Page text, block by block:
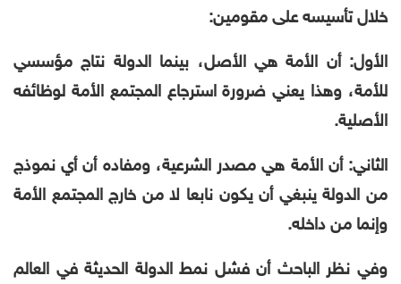
خلال تأسيسه على مقومين:
الأول: أن الأمة هي الأصل، بينما الدولة نتاج مؤسسي
للأمة، وهذا يعني ضرورة استرجاع المجتمع الأمة لوظائفه
الأصلية.
الثاني: أن الأمة هي مصدر الشرعية، ومفاده أن أي نموذج
من الدولة ينبغي أن يكون نابعا لا من خارج المجتمع الأمة
وإنما من داخله.
وفي نظر الباحث أن فشل نمط الدولة الحديثة في العالم